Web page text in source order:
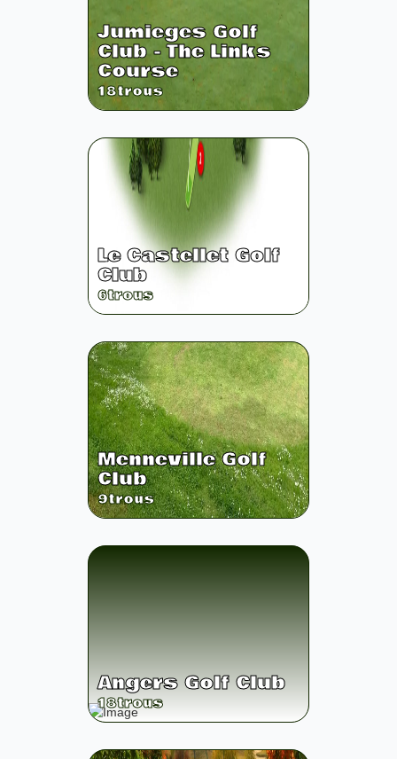
Jumieges Golf
Club - The Links
Course
18trous
Le Castellet Golf
Club
6trous
Menneville Golf
Club
9trous
Angers Golf Club
18trous